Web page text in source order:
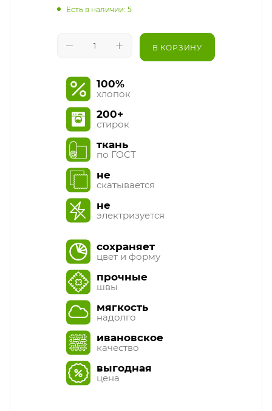
Есть в наличии: 5
В КОРЗИНУ
100%
хлопок
200+
стирок
ткань
по ГОСТ
не
скатывается
не
электризуется
сохраняет
цвет и форму
прочные
швы
мягкость
надолго
ивановское
качество
выгодная
цена